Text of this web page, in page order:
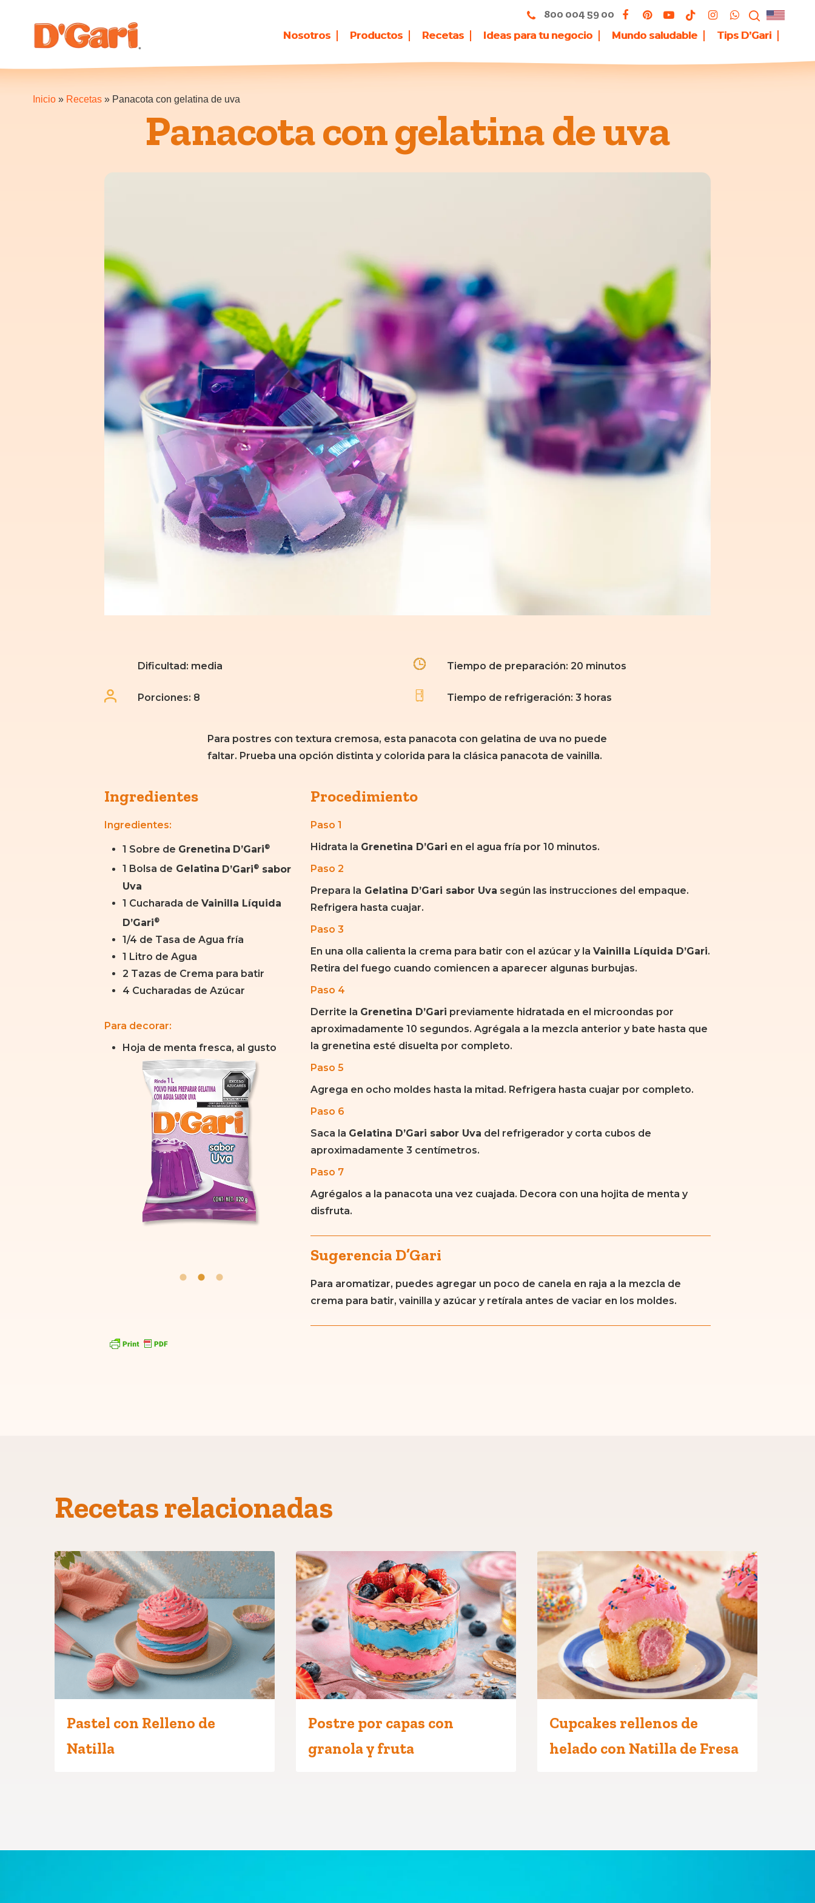
Inicio» Recetas» Panacota con gelatina de uva
Presione enter para buscar o ESC para cerrar
Nosotros Productos Recetas Ideas para tu negocio Mundo saludable Tips D’Gari
800 004 59 00
Panacota con gelatina de uva
Dificultad: media
Porciones: 8
Tiempo de preparación: 20 minutos
Tiempo de refrigeración: 3 horas
Para postres con textura cremosa, esta panacota con gelatina de uva no puede
faltar. Prueba una opción distinta y colorida para la clásica panacota de vainilla.
Ingredientes
Ingredientes:
1 Sobre de Grenetina D’Gari®
1 Bolsa de Gelatina D’Gari® sabor
Uva
1 Cucharada deVainilla Líquida
D’Gari®
1/4 de Tasa de Agua fría
1 Litro de Agua
2 Tazas de Crema para batir
4 Cucharadas de Azúcar
Para decorar:
Hoja de menta fresca, al gusto
Procedimiento
Paso 1
Hidrata la Grenetina D’Gari en el agua fría por 10 minutos.
Paso 2
Prepara la Gelatina D’Gari sabor Uva según las instrucciones del empaque.
Refrigera hasta cuajar.
Paso 3
En una olla calienta la crema para batir con el azúcar y laVainilla Líquida D’Gari.
Retira del fuego cuando comiencen a aparecer algunas burbujas.
Paso 4
Derrite la Grenetina D’Gari previamente hidratada en el microondas por
aproximadamente 10 segundos. Agrégala a la mezcla anterior y bate hasta que
la grenetina esté disuelta por completo.
Paso 5
Agrega en ocho moldes hasta la mitad. Refrigera hasta cuajar por completo.
Paso 6
Saca la Gelatina D’Gari sabor Uva del refrigerador y corta cubos de
aproximadamente 3 centímetros.
Paso 7
Agrégalos a la panacota una vez cuajada. Decora con una hojita de menta y
disfruta.
Sugerencia D’Gari
Para aromatizar, puedes agregar un poco de canela en raja a la mezcla de
crema para batir, vainilla y azúcar y retírala antes de vaciar en los moldes.
Recetas relacionadas
Pastel con Relleno de
Natilla
Postre por capas con
granola y fruta
Cupcakes rellenos de
helado con Natilla de Fresa